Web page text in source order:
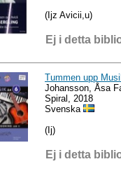
(Ijz Avicii,u)
Ej i detta
Tummen upp
Johansson, Åsa
Spiral, 2018
Svenska
(Ij)
Ej i detta